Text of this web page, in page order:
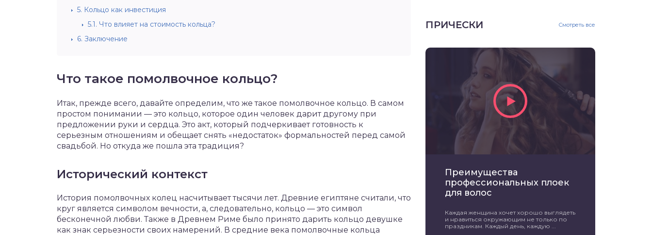
5. Кольцо как инвестиция
5.1. Что влияет на стоимость кольца?
6. Заключение
Что такое помолвочное кольцо?
Итак, прежде всего, давайте определим, что же такое помолвочное кольцо. В самом
простом понимании — это кольцо, которое один человек дарит другому при
предложении руки и сердца. Это акт, который подчеркивает готовность к
серьезным отношениям и обещает снять «недостаток» формальностей перед самой
свадьбой. Но откуда же пошла эта традиция?
Исторический контекст
История помолвочных колец насчитывает тысячи лет. Древние египтяне считали, что
круг является символом вечности, а, следовательно, кольцо — это символ
бесконечной любви. Также в Древнем Риме было принято дарить кольцо девушке
как знак серьезности своих намерений. В средние века помолвочные кольца
ПРИЧЕСКИ Смотреть все
Преимущества
профессиональных плоек
для волос
Каждая женщина хочет хорошо выглядеть
и нравиться окружающим не только по
праздникам. Каждый день, каждую ...